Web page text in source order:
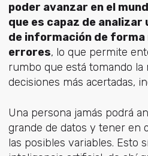
poder avanzar en el
que es capaz de
de información de forma
errores, lo que permite
rumbo que está tomando la
decisiones más acertadas,
Una persona jamás podrá
grande de datos y tener en
las posibles variables. Esto